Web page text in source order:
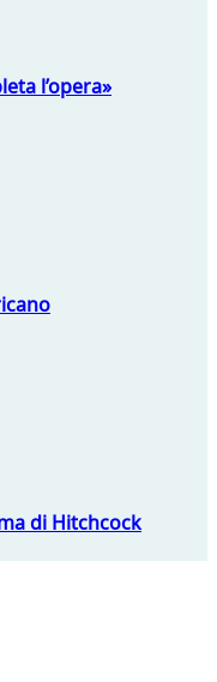
l’opera»
di Hitchcock